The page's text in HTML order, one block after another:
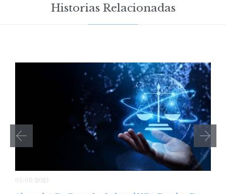
Historias Relacionadas
05/03/2025